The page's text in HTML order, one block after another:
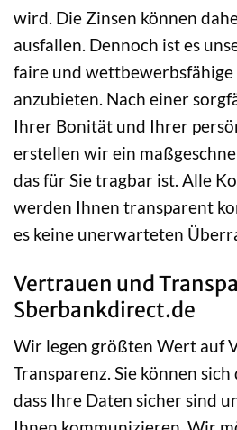
wird. Die Zinsen können
ausfallen. Dennoch ist es
faire und
anzubieten. Nach einer
Ihrer Bonität und Ihrer
erstellen wir ein
das für Sie tragbar ist. Alle
werden Ihnen transparent
es keine unerwarteten
Vertrauen und
Sberbankdirect.de
Wir legen größten Wert auf
Transparenz. Sie können
dass Ihre Daten sicher sind